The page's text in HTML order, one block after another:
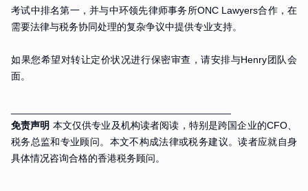
考试中排名第一，并与中环领先律师事务所ONC Lawyers合作，在
需要法律与税务协同处理的复杂争议中提供专业支持。
如果您希望对转让定价状况进行保密审查，请安排与Henry团队会
面。
免责声明 本文仅供专业及机构读者阅读，特别是跨国企业的CFO、
税务总监和专业顾问。本文不构成法律或税务建议。读者应就自身
具体情况咨询合格的香港税务顾问。